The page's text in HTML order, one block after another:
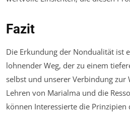
Fazit
Die Erkundung der Nondualität ist
lohnender Weg, der zu einem
selbst und unserer Verbindung zur
Lehren von Marialma und die
können Interessierte die